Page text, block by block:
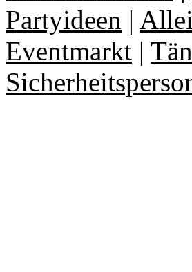
Partyideen |
Eventmarkt |